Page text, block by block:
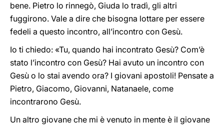
bene. Pietro lo rinnegò, Giuda lo tradì, gli altri
fuggirono. Vale a dire che bisogna lottare per essere
fedeli a questo incontro, all’incontro con Gesù.
Io ti chiedo: «Tu, quando hai incontrato Gesù? Com’è
stato l’incontro con Gesù? Hai avuto un incontro con
Gesù o lo stai avendo ora? I giovani apostoli! Pensate a
Pietro, Giacomo, Giovanni, Natanaele, come
incontrarono Gesù.
Un altro giovane che mi è venuto in mente è il giovane